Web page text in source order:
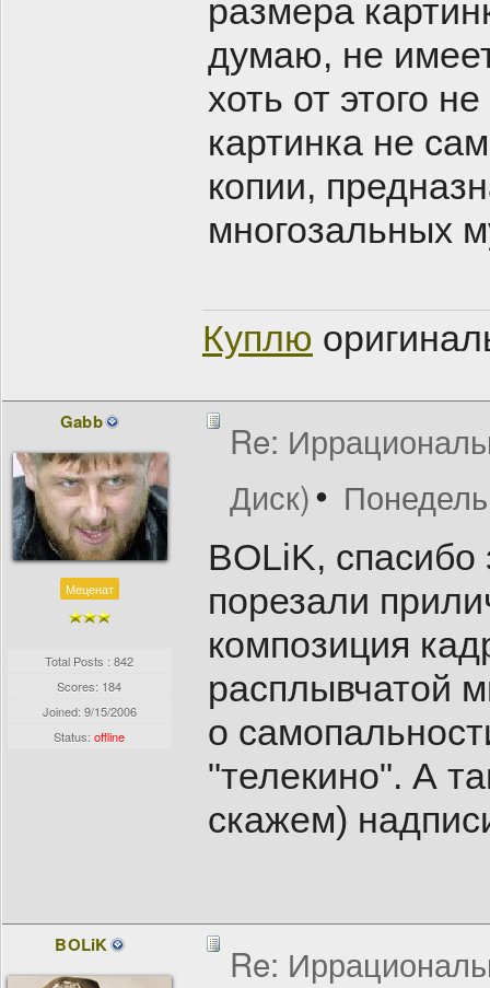
размера
думаю, не
хоть от этого
картинка не
копии,
многозальных
Куплю
Gabb
Меценат
Total Posts : 842
Scores: 184
Joined: 9/15/2006
Status:offline
Re:
Диск)
BOLiK, спасибо
порезали
композиция
расплывчатой
о
"телекино". А
скажем)
BOLiK
Re: